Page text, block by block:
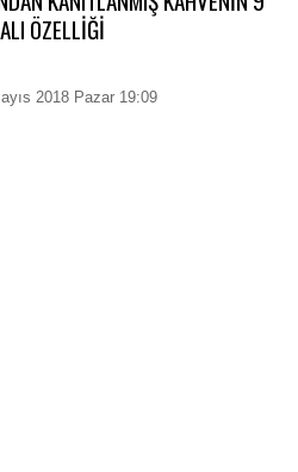
ÖZELLİĞİ
2018 Pazar 19:09